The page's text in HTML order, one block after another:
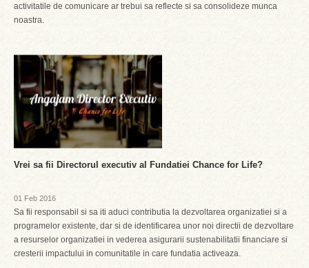
activitatile de comunicare ar trebui sa reflecte si sa consolideze munca
noastra.
Vrei sa fii Directorul executiv al Fundatiei Chance for Life?
01 Feb 2016
Sa fii responsabil si sa iti aduci contributia la dezvoltarea organizatiei si a
programelor existente, dar si de identificarea unor noi directii de dezvoltare
a resurselor organizatiei in vederea asigurarii sustenabilitatii financiare si
cresterii impactului in comunitatile in care fundatia activeaza.